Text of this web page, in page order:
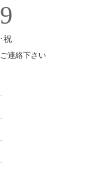
祝
連絡下さい